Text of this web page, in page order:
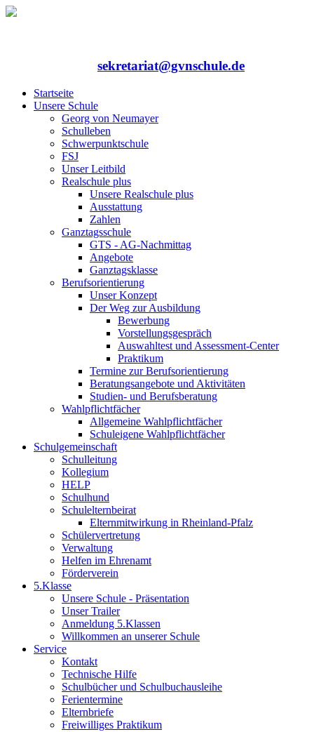
sekretariat@gvnschule.de
Startseite
Unsere Schule
Georg von Neumayer
Schulleben
Schwerpunktschule
FSJ
Unser Leitbild
Realschule plus
Unsere Realschule plus
Ausstattung
Zahlen
Ganztagsschule
GTS - AG-Nachmittag
Angebote
Ganztagsklasse
Berufsorientierung
Unser Konzept
Der Weg zur Ausbildung
Bewerbung
Vorstellungsgespräch
Auswahltest und Assessment-Center
Praktikum
Termine zur Berufsorientierung
Beratungsangebote und Aktivitäten
Studien- und Berufsberatung
Wahlpflichtfächer
Allgemeine Wahlpflichtfächer
Schuleigene Wahlpflichtfächer
Schulgemeinschaft
Schulleitung
Kollegium
HELP
Schulhund
Schulelternbeirat
Elternmitwirkung in Rheinland-Pfalz
Schülervertretung
Verwaltung
Helfen im Ehrenamt
Förderverein
5.Klasse
Unsere Schule - Präsentation
Unser Trailer
Anmeldung 5.Klassen
Willkommen an unserer Schule
Service
Kontakt
Technische Hilfe
Schulbücher und Schulbuchausleihe
Ferientermine
Elternbriefe
Freiwilliges Praktikum